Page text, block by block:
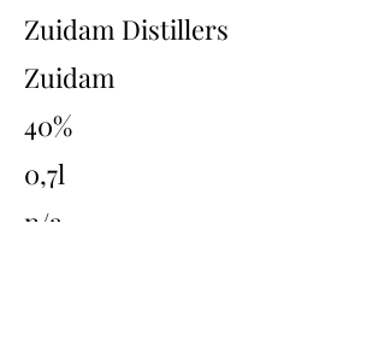
Zuidam Distillers
Zuidam
40%
0,7l
n/a